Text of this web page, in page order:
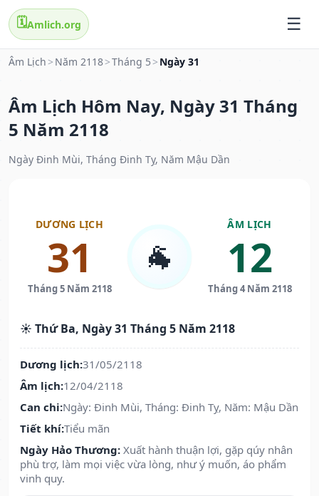
🗓️Amlich.org
Âm Lịch > Năm 2118>Tháng 5 > Ngày 31
Âm Lịch Hôm Nay, Ngày 31 Tháng
5 Năm 2118
Ngày Đinh Mùi, Tháng Đinh Tỵ, Năm Mậu Dần
DƯƠNG LỊCH
31
Tháng 5 Năm 2118
🐐
ÂM LỊCH
12
Tháng 4 Năm 2118
☀️ Thứ Ba, Ngày 31 Tháng 5 Năm 2118
Dương lịch:31/05/2118
Âm lịch:12/04/2118
Can chi:Ngày: Đinh Mùi, Tháng: Đinh Tỵ, Năm: Mậu Dần
Tiết khí:Tiểu mãn
Ngày Hảo Thương: Xuất hành thuận lợi, gặp qúy nhân
phù trợ, làm mọi việc vừa lòng, như ý muốn, áo phẩm
vinh quy.